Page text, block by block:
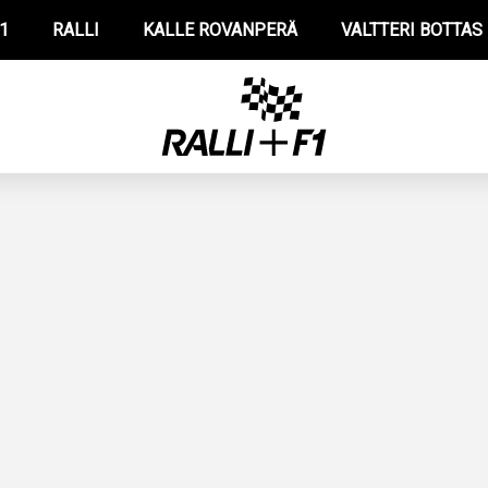
RALLI KALLE ROVANPERÄ VALTTERI BOTTAS